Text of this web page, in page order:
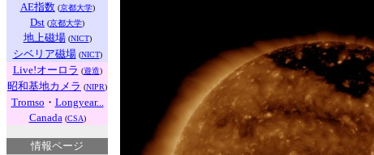
AE指数(京都大学)
Dst (京都大学)
地上磁場(NICT)
シベリア磁場(NICT)
Live!オーロラ (遊造)
昭和基地カメラ (NIPR)
Tromso ・ Longyear...
Canada (CSA)
情報ページ